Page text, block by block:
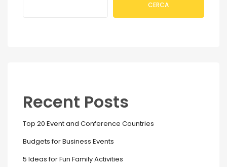
CERCA
Recent Posts
Top 20 Event and Conference Countries
Budgets for Business Events
5 Ideas for Fun Family Activities